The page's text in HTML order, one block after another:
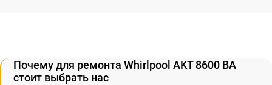
Почему для ремонта Whirlpool AKT 8600 BA
стоит выбрать нас